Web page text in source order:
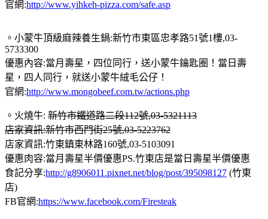
官網:http://www.yihkeh-pizza.com/safe.asp
。小蒙牛頂級麻辣養生鍋:新竹市東區忠孝路51號1樓,03-
5733300
優惠內容:當月壽星，四位同行，送小蒙牛鑰匙圈！當日壽
星，四人同行，就送小蒙牛絨毛公仔！
官網:http://www.mongobeef.com.tw/actions.php
。火燒牛: 新竹市鐵道路二段112號,03-5321113
店家資訊:新竹市西門街25號,03-5223762
店家資訊:竹東鎮東林路160號,03-5103091
優惠肉容:當月壽星半價優惠PS.竹東店是當日壽星半價優惠
食記分享:http://g8906011.pixnet.net/blog/post/395098127 (竹東
店)
FB官網:https://www.facebook.com/Firesteak